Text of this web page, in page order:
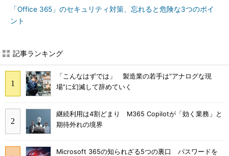
「Office 365」のセキュリティ対策、忘れると危険な3つのポイ
ント
記事ランキング
「こんなはずでは」 製造業の若手は“アナログな現
場”に幻滅して辞めていく
継続利用は4割どまり M365 Copilotが「効く業務」と
期待外れの境界
Microsoft 365の知られざる5つの裏口 パスワードを